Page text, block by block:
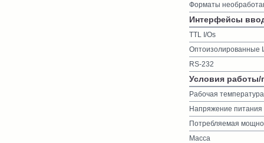
Форматы
Интерфейсы
TTL I/Os
Оптоизолированные
RS-232
Условия работы/
Рабочая температура
Напряжение питания
Потребляемая
Масса